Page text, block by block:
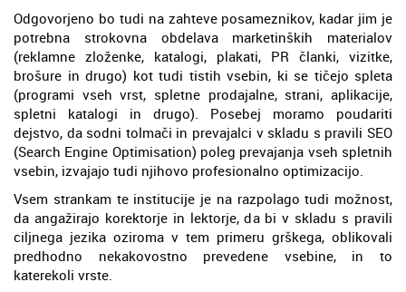
Odgovorjeno bo tudi na zahteve posameznikov, kadar jim je
potrebna strokovna obdelava marketinških materialov
(reklamne zloženke, katalogi, plakati, PR članki, vizitke,
brošure in drugo) kot tudi tistih vsebin, ki se tičejo spleta
(programi vseh vrst, spletne prodajalne, strani, aplikacije,
spletni katalogi in drugo). Posebej moramo poudariti
dejstvo, da sodni tolmači in prevajalci v skladu s pravili SEO
(Search Engine Optimisation) poleg prevajanja vseh spletnih
vsebin, izvajajo tudi njihovo profesionalno optimizacijo.
Vsem strankam te institucije je na razpolago tudi možnost,
da angažirajo korektorje in lektorje, da bi v skladu s pravili
ciljnega jezika oziroma v tem primeru grškega, oblikovali
predhodno nekakovostno prevedene vsebine, in to
katerekoli vrste.